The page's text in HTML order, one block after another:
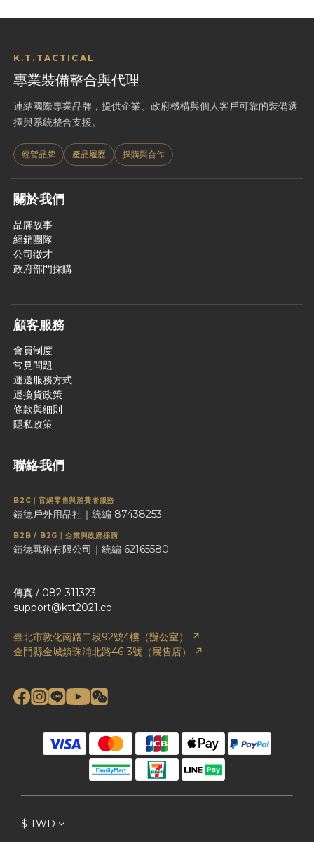
K.T.TACTICAL
專業裝備整合與代理
連結國際專業品牌，提供企業、政府機構與個人客戶可靠的裝備選
擇與系統整合支援。
經營品牌 產品履歷 採購與合作
關於我們
品牌故事
經銷團隊
公司徵才
政府部門採購
顧客服務
會員制度
常見問題
運送服務方式
退換貨政策
條款與細則
隱私政策
聯絡我們
B2C｜官網零售與消費者服務
鎧德戶外用品社｜統編 87438253
B2B / B2G｜企業與政府採購
鎧德戰術有限公司｜統編 62165580
傳真 / 082-311323
support@ktt2021.co
臺北市敦化南路二段92號4樓（辦公室） ↗
金門縣金城鎮珠浦北路46-3號（展售店） ↗
$ TWD